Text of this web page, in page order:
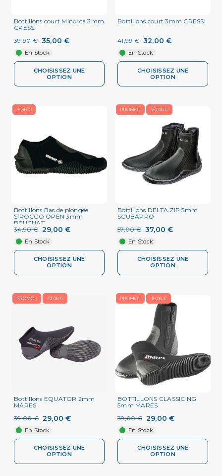
Bottillons court Minorca 3mm
CRESSI
39,90 € 35,00 €
En Stock
CHOISISSEZ UNE
OPTION
Bottillons court 3mm CRESSI
41,99 € 32,00 €
En Stock
CHOISISSEZ UNE
OPTION
-5,90 €
Bottillons Bas de plongée
SIROCCO OPEN 3mm
BEUCHAT
34,90 € 29,00 €
En Stock
CHOISISSEZ UNE
OPTION
PROMO ! -20,00 €
Bottillons DELTA ZIP 5mm
SCUBAPRO
57,00 € 37,00 €
En Stock
CHOISISSEZ UNE
OPTION
PROMO ! -10,00 €
Bottillons EQUATOR 2mm
MARES
39,00 € 29,00 €
En Stock
CHOISISSEZ UNE
OPTION
PROMO ! -10,00 €
BOTTILLONS CLASSIC NG
5mm MARES
39,00 € 29,00 €
En Stock
CHOISISSEZ UNE
OPTION